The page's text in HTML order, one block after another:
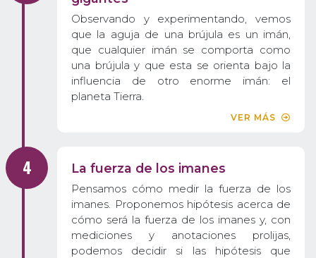
Observando y experimentando, vemos
que la aguja de una brújula es un imán,
que cualquier imán se comporta como
una brújula y que esta se orienta bajo la
influencia de otro enorme imán: el
planeta Tierra.
VER MÁS
La fuerza de los imanes
Pensamos cómo medir la fuerza de los
imanes. Proponemos hipótesis acerca de
cómo será la fuerza de los imanes y, con
mediciones y anotaciones prolijas,
podemos decidir si las hipótesis que